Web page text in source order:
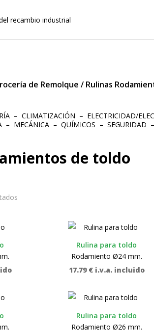
de Remolque / Rulinas
–CLIMATIZACIÓN – ELECTRICIDAD/
– MECÁNICA –QUÍMICOS –SEGURIDAD
de toldo
Rulina para toldo
Rodamiento Ø24 mm.
17.79 € i.v.a. incluido
Rulina para toldo
Rodamiento Ø26 mm.